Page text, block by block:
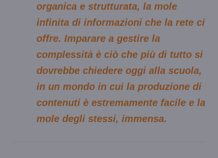
organica e strutturata, la mole
infinita di informazioni che la rete ci
offre. Imparare a gestire la
complessità è ciò che più di tutto si
dovrebbe chiedere oggi alla scuola,
in un mondo in cui la produzione di
contenuti è estremamente facile e la
mole degli stessi, immensa.